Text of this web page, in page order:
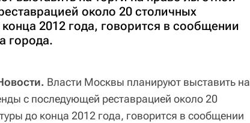
около 20 столичных
2012 года, говорится в сообщении
города.
Власти Москвы планируют выставить на
с последующей реставрацией около 20
до конца 2012 года, говорится в сообщении